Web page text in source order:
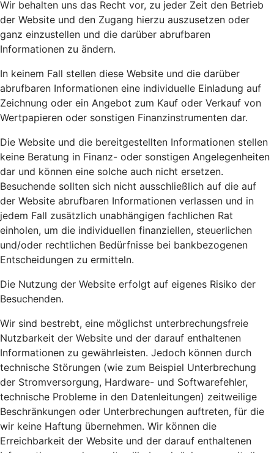
Wir behalten uns das Recht vor, zu jeder Zeit den Betrieb
der Website und den Zugang hierzu auszusetzen oder
ganz einzustellen und die darüber abrufbaren
Informationen zu ändern.
In keinem Fall stellen diese Website und die darüber
abrufbaren Informationen eine individuelle Einladung auf
Zeichnung oder ein Angebot zum Kauf oder Verkauf von
Wertpapieren oder sonstigen Finanzinstrumenten dar.
Die Website und die bereitgestellten Informationen stellen
keine Beratung in Finanz- oder sonstigen Angelegenheiten
dar und können eine solche auch nicht ersetzen.
Besuchende sollten sich nicht ausschließlich auf die auf
der Website abrufbaren Informationen verlassen und in
jedem Fall zusätzlich unabhängigen fachlichen Rat
einholen, um die individuellen finanziellen, steuerlichen
und/oder rechtlichen Bedürfnisse bei bankbezogenen
Entscheidungen zu ermitteln.
Die Nutzung der Website erfolgt auf eigenes Risiko der
Besuchenden.
Wir sind bestrebt, eine möglichst unterbrechungsfreie
Nutzbarkeit der Website und der darauf enthaltenen
Informationen zu gewährleisten. Jedoch können durch
technische Störungen (wie zum Beispiel Unterbrechung
der Stromversorgung, Hardware- und Softwarefehler,
technische Probleme in den Datenleitungen) zeitweilige
Beschränkungen oder Unterbrechungen auftreten, für die
wir keine Haftung übernehmen. Wir können die
Erreichbarkeit der Website und der darauf enthaltenen